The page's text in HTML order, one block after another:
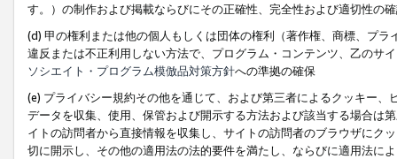
す。）の制作および掲載ならびにその正確性、完全性および適切性の
(d) 甲の権利または他の個人もしくは団体の権利（著作権、商標、プ
違反または不正利用しない方法で、プログラム・コンテンツ、乙のサ
ソシエイト・プログラム模倣品対策方針への準拠の確保
(e) プライバシー規約その他を通じて、および第三者によるクッキー
データを収集、使用、保管および開示する方法および該当する場合は
イトの訪問者から直接情報を収集し、サイトの訪問者のブラウザにク
切に開示し、その他の適用法の法的要件を満たし、ならびに適用法に